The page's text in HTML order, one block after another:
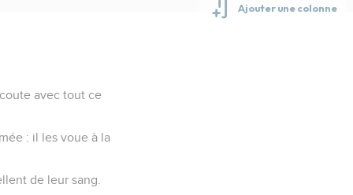
avec tout ce
: il les voue à la
de leur sang.